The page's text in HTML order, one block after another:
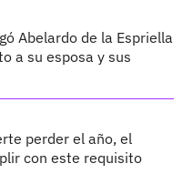
Abelardo de la Espriella
a su esposa y sus
perder el año, el
con este requisito